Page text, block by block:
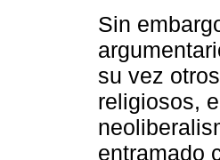
Sin
su vez
religiosos,
entramado